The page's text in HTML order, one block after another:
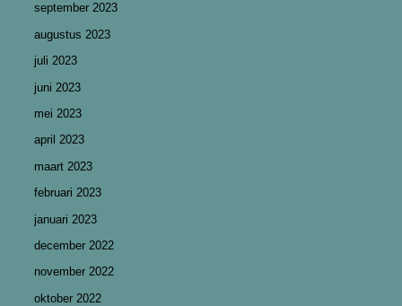
september 2023
augustus 2023
juli 2023
juni 2023
mei 2023
april 2023
maart 2023
februari 2023
januari 2023
december 2022
november 2022
oktober 2022